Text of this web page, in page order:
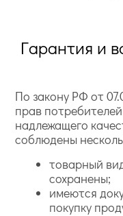
Гарантия и
По закону РФ от
прав
надлежащего
соблюдены
товарный
сохранены;
имеются
покупку